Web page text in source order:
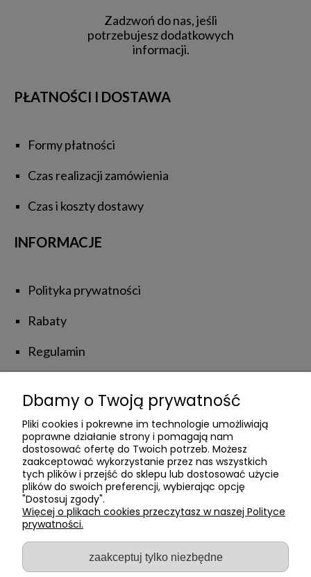
Zadzwoń do nas, jeśli
potrzebujesz dodatkowych
informacji.
PŁATNOŚCI I DOSTAWA
Formy płatności
Czas realizacji zamówienia
Czas i koszty dostawy
INFORMACJE
Polityka prywatności
Rabaty
Regulamin
NATUROLOVE
Kontakt z Nami
Poznajmy się
Private Label
Dbamy o Twoją prywatność
Pliki cookies i pokrewne im technologie umożliwiają
poprawne działanie strony i pomagają nam
dostosować ofertę do Twoich potrzeb. Możesz
zaakceptować wykorzystanie przez nas wszystkich
tych plików i przejść do sklepu lub dostosować użycie
plików do swoich preferencji, wybierając opcję
"Dostosuj zgody".
Więcej o plikach cookies przeczytasz w naszej Polityce
prywatności.
zaakceptuj tylko niezbędne